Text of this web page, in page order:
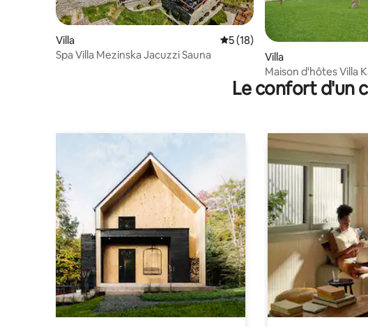
Villa Évaluation moyenne sur la
5 (18)
Spa Villa Mezinska Jacuzzi Sauna
Villa
Maison d'hôtes Villa
Le confort d'un